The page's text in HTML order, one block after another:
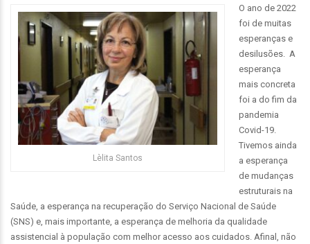
Lèlita Santos
O ano de 2022
foi de muitas
esperanças e
desilusões. A
esperança
mais concreta
foi a do fim da
pandemia
Covid-19.
Tivemos ainda
a esperança
de mudanças
estruturais na
Saúde, a esperança na recuperação do Serviço Nacional de Saúde
(SNS) e, mais importante, a esperança de melhoria da qualidade
assistencial à população com melhor acesso aos cuidados. Afinal, não